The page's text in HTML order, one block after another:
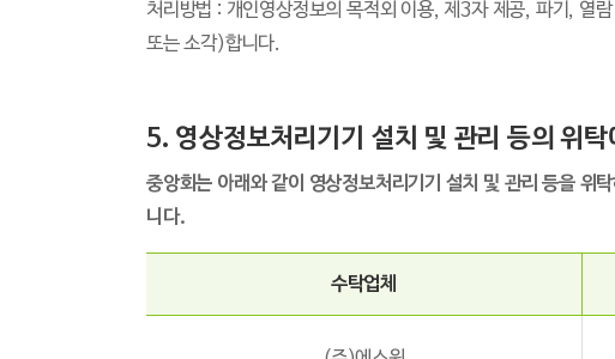
처리방법 : 개인영상정보의 목적외 이용, 제3자 제공, 파기, 열
또는 소각)합니다.
5. 영상정보처리기기 설치 및 관리 등의 위탁
중앙회는 아래와 같이 영상정보처리기기 설치 및 관리 등을 위
니다.
수탁업체